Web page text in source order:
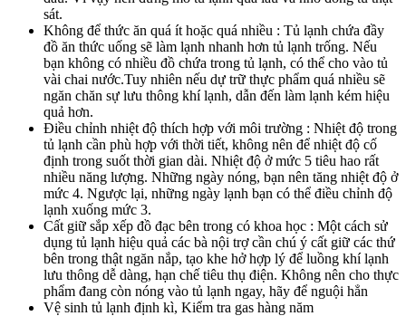
sát.
Không để thức ăn quá ít hoặc quá nhiều : Tủ lạnh chứa đầy
đồ ăn thức uống sẽ làm lạnh nhanh hơn tủ lạnh trống. Nếu
bạn không có nhiều đồ chứa trong tủ lạnh, có thể cho vào tủ
vài chai nước.Tuy nhiên nếu dự trữ thực phẩm quá nhiều sẽ
ngăn chăn sự lưu thông khí lạnh, dẫn đến làm lạnh kém hiệu
quả hơn.
Điều chỉnh nhiệt độ thích hợp với môi trường : Nhiệt độ trong
tủ lạnh cần phù hợp với thời tiết, không nên để nhiệt độ cố
định trong suốt thời gian dài. Nhiệt độ ở mức 5 tiêu hao rất
nhiều năng lượng. Những ngày nóng, bạn nên tăng nhiệt độ ở
mức 4. Ngược lại, những ngày lạnh bạn có thể điều chỉnh độ
lạnh xuống mức 3.
Cất giữ sắp xếp đồ đạc bên trong có khoa học : Một cách sử
dụng tủ lạnh hiệu quả các bà nội trợ cần chú ý cất giữ các thứ
bên trong thật ngăn nắp, tạo khe hở hợp lý để luồng khí lạnh
lưu thông dễ dàng, hạn chế tiêu thụ điện. Không nên cho thực
phẩm đang còn nóng vào tủ lạnh ngay, hãy để nguội hẳn
Vệ sinh tủ lạnh định kì, Kiểm tra gas hàng năm